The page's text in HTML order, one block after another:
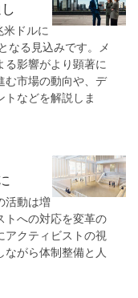
ドルに
なる見込みです。メ
る影響がより顕著に
む市場の動向や、デ
トなどを解説しま
活動は増
トへの対応を変革の
アクティビストの視
ながら体制整備と人